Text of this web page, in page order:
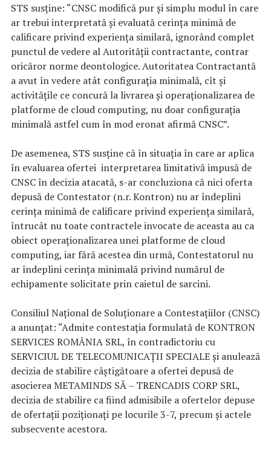
STS susține: “CNSC modifică pur și simplu modul în care
ar trebui interpretată și evaluată cerința minimă de
calificare privind experiența similară, ignorând complet
punctul de vedere al Autorității contractante, contrar
oricăror norme deontologice. Autoritatea Contractantă
a avut în vedere atât configurația minimală, cît și
activitățile ce concură la livrarea și operaționalizarea de
platforme de cloud computing, nu doar configurația
minimală astfel cum în mod eronat afirmă CNSC”.
De asemenea, STS susține că în situația în care ar aplica
în evaluarea ofertei interpretarea limitativă impusă de
CNSC în decizia atacată, s-ar concluziona că nici oferta
depusă de Contestator (n.r. Kontron) nu ar îndeplini
cerința minimă de calificare privind experiența similară,
întrucât nu toate contractele invocate de aceasta au ca
obiect operaționalizarea unei platforme de cloud
computing, iar fără acestea din urmă, Contestatorul nu
ar îndeplini cerința minimală privind numărul de
echipamente solicitate prin caietul de sarcini.
Consiliul Naţional de Soluţionare a Contestaţiilor (CNSC)
a anunțat: “Admite contestaţia formulată de KONTRON
SERVICES ROMÂNIA SRL, în contradictoriu cu
SERVICIUL DE TELECOMUNICAŢII SPECIALE şi anulează
decizia de stabilire câştigătoare a ofertei depusă de
asocierea METAMINDS SĂ – TRENCADIS CORP SRL,
decizia de stabilire ca fiind admisibile a ofertelor depuse
de ofertaţii poziţionaţi pe locurile 3-7, precum şi actele
subsecvente acestora.